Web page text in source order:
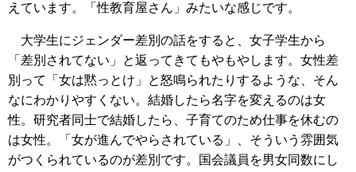
えています。「性教育屋さん」みたいな感じです。
大学生にジェンダー差別の話をすると、女子学生から
「差別されてない」と返ってきてもやもやします。女性差
別って「女は黙っとけ」と怒鳴られたりするような、そん
なにわかりやすくない。結婚したら名字を変えるのは女
性。研究者同士で結婚したら、子育てのため仕事を休むの
は女性。「女が進んでやらされている」、そういう雰囲気
がつくられているのが差別です。国会議員を男女同数にし